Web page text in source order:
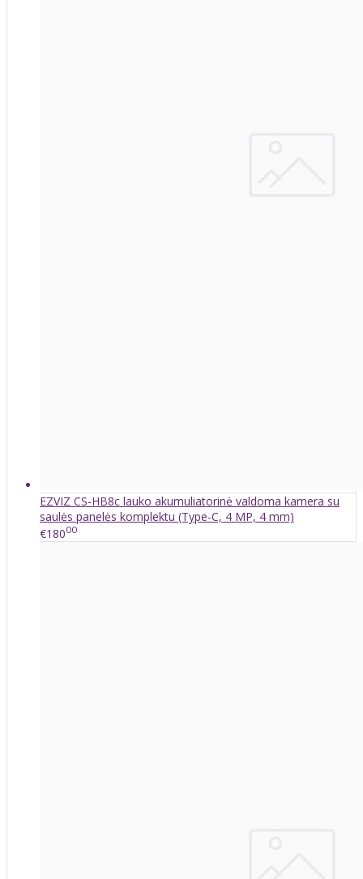
EZVIZ CS-HB8c lauko akumuliatorinė valdoma kamera su
saulės panelės komplektu (Type-C, 4 MP, 4 mm)
€18000